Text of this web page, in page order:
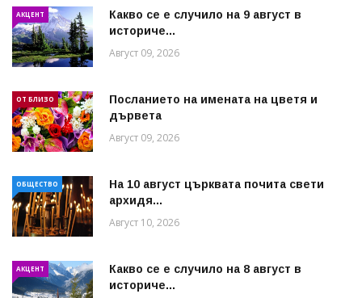
АКЦЕНТ
Какво се е случило на 9 август в
историче...
Август 09, 2026
ОТ БЛИЗО
Посланието на имената на цветя и
дървета
Август 09, 2026
ОБЩЕСТВО
На 10 август църквата почита свети
архидя...
Август 10, 2026
АКЦЕНТ
Какво се е случило на 8 август в
историче...